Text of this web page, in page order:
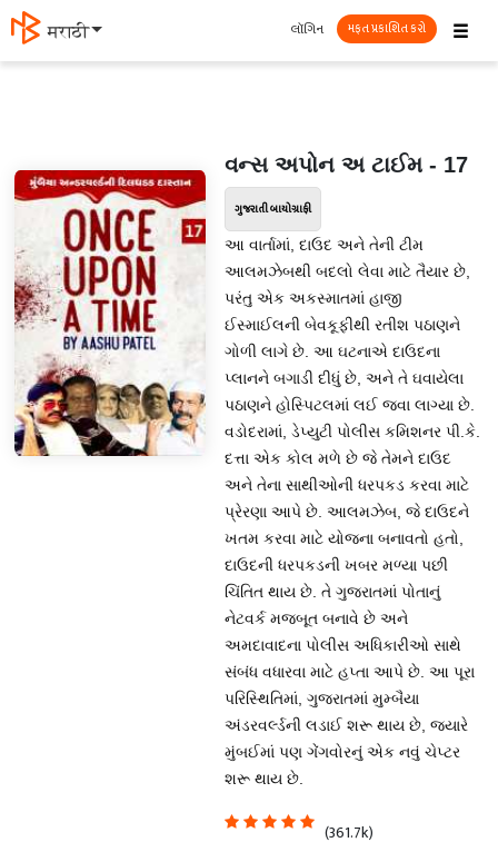
मराठी ☰
લૉગિન મફત પ્રકાશિત કરો
વન્સ અપોન અ ટાઈમ - 17
ગુજરાતી બાયોગ્રાફી
આ વાર્તામાં, દાઉદ અને તેની ટીમ
આલમઝેબથી બદલો લેવા માટે તૈયાર છે,
પરંતુ એક અકસ્માતમાં હાજી
ઈસ્માઈલની બેવકૂફીથી રતીશ પઠાણને
ગોળી લાગે છે. આ ઘટનાએ દાઉદના
પ્લાનને બગાડી દીધું છે, અને તે ઘવાયેલા
પઠાણને હોસ્પિટલમાં લઈ જવા લાગ્યા છે.
વડોદરામાં, ડેપ્યુટી પોલીસ કમિશનર પી.કે.
દત્તા એક કોલ મળે છે જે તેમને દાઉદ
અને તેના સાથીઓની ધરપકડ કરવા માટે
પ્રેરણા આપે છે. આલમઝેબ, જે દાઉદને
ખતમ કરવા માટે યોજના બનાવતો હતો,
દાઉદની ધરપકડની ખબર મળ્યા પછી
ચિંતિત થાય છે. તે ગુજરાતમાં પોતાનું
નેટવર્ક મજબૂત બનાવે છે અને
અમદાવાદના પોલીસ અધિકારીઓ સાથે
સંબંધ વધારવા માટે હપ્તા આપે છે. આ પૂરા
પરિસ્થિતિમાં, ગુજરાતમાં મુમ્બૈયા
અંડરવર્લ્ડની લડાઈ શરૂ થાય છે, જ્યારે
મુંબઈમાં પણ ગેંગવોરનું એક નવું ચેપ્ટર
શરૂ થાય છે.
(361.7k)